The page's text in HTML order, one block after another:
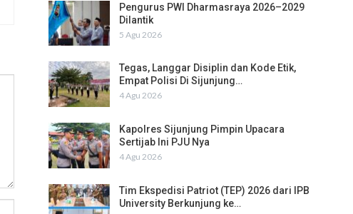
Pengurus PWI Dharmasraya 2026–2029
Dilantik
5 Agu 2026
Tegas, Langgar Disiplin dan Kode Etik,
Empat Polisi Di Sijunjung…
4 Agu 2026
Kapolres Sijunjung Pimpin Upacara
Sertijab Ini PJU Nya
4 Agu 2026
Tim Ekspedisi Patriot (TEP) 2026 dari IPB
University Berkunjung ke…